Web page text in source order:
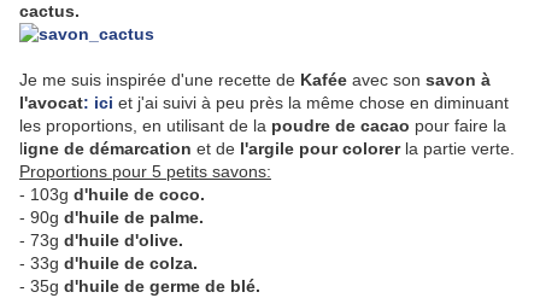
cactus.
Je me suis inspirée d'une recette de Kafée avec son savon à
l'avocat: ici et j'ai suivi à peu près la même chose en diminuant
les proportions, en utilisant de la poudre de cacao pour faire la
ligne de démarcation et de l'argile pour colorerla partie verte.
Proportions pour 5 petits savons:
- 103g d'huile de coco.
- 90g d'huile de palme.
- 73g d'huile d'olive.
- 33g d'huile de colza.
- 35g d'huile de germe de blé.